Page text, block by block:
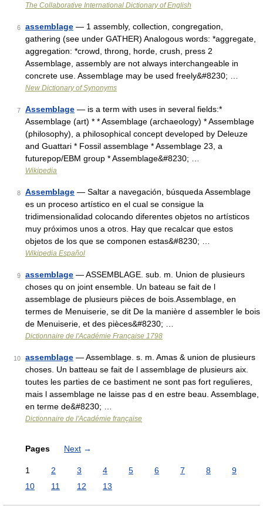
The Collaborative International Dictionary of English
6 assemblage — 1 assembly, collection, congregation,
gathering (see under GATHER) Analogous words: *aggregate,
aggregation: *crowd, throng, horde, crush, press 2
Assemblage, assembly are not always interchangeable in
concrete use. Assemblage may be used freely&#8230; …
New Dictionary of Synonyms
7 Assemblage — is a term with uses in several fields:*
Assemblage (art) * * Assemblage (archaeology) * Assemblage
(philosophy), a philosophical concept developed by Deleuze
and Guattari * Fossil assemblage * Assemblage 23, a
futurepop/EBM group * Assemblage&#8230; …
Wikipedia
8 Assemblage — Saltar a navegación, búsqueda Assemblage
es un proceso artístico en el cual se consigue la
tridimensionalidad colocando diferentes objetos no artísticos
muy próximos unos a otros. Hay que recalcar que estos
objetos de los que se componen estas&#8230; …
Wikipedia Español
9 assemblage — ASSEMBLAGE. sub. m. Union de plusieurs
choses qu on joint ensemble. Un bateau se fait de l
assemblage de plusieurs pièces de bois.Assemblage, en
termes de Menuiserie, se dit De la manière d assembler le bois
de Menuiserie, et des pièces&#8230; …
Dictionnaire de l'Académie Française 1798
10 assemblage — Assemblage. s. m. Amas & union de plusieurs
choses. Un batteau se fait de l assemblage de plusieurs aix.
toutes les parties de ce bastiment ne sont pas fort regulieres,
mais l assemblage ne laisse pas d en estre beau. Assemblage,
en terme de&#8230; …
Dictionnaire de l'Académie française
Pages Next →
1 2 3 4 5 6 7 8
9
10
11 12 13